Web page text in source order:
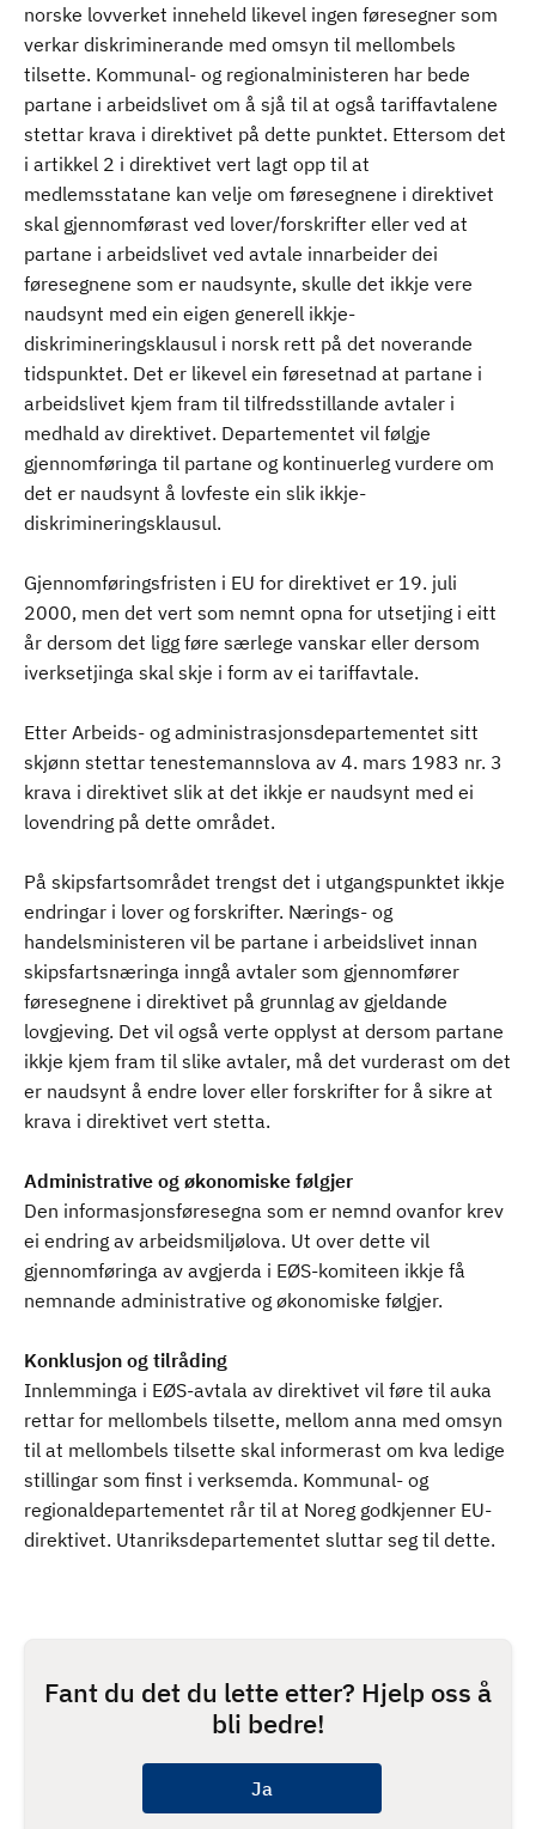
norske lovverket inneheld likevel ingen føresegner som
verkar diskriminerande med omsyn til mellombels
tilsette. Kommunal- og regionalministeren har bede
partane i arbeidslivet om å sjå til at også tariffavtalene
stettar krava i direktivet på dette punktet. Ettersom det
i artikkel 2 i direktivet vert lagt opp til at
medlemsstatane kan velje om føresegnene i direktivet
skal gjennomførast ved lover/forskrifter eller ved at
partane i arbeidslivet ved avtale innarbeider dei
føresegnene som er naudsynte, skulle det ikkje vere
naudsynt med ein eigen generell ikkje-
diskrimineringsklausul i norsk rett på det noverande
tidspunktet. Det er likevel ein føresetnad at partane i
arbeidslivet kjem fram til tilfredsstillande avtaler i
medhald av direktivet. Departementet vil følgje
gjennomføringa til partane og kontinuerleg vurdere om
det er naudsynt å lovfeste ein slik ikkje-
diskrimineringsklausul.
Gjennomføringsfristen i EU for direktivet er 19. juli
2000, men det vert som nemnt opna for utsetjing i eitt
år dersom det ligg føre særlege vanskar eller dersom
iverksetjinga skal skje i form av ei tariffavtale.
Etter Arbeids- og administrasjonsdepartementet sitt
skjønn stettar tenestemannslova av 4. mars 1983 nr. 3
krava i direktivet slik at det ikkje er naudsynt med ei
lovendring på dette området.
På skipsfartsområdet trengst det i utgangspunktet ikkje
endringar i lover og forskrifter. Nærings- og
handelsministeren vil be partane i arbeidslivet innan
skipsfartsnæringa inngå avtaler som gjennomfører
føresegnene i direktivet på grunnlag av gjeldande
lovgjeving. Det vil også verte opplyst at dersom partane
ikkje kjem fram til slike avtaler, må det vurderast om det
er naudsynt å endre lover eller forskrifter for å sikre at
krava i direktivet vert stetta.
Administrative og økonomiske følgjer
Den informasjonsføresegna som er nemnd ovanfor krev
ei endring av arbeidsmiljølova. Ut over dette vil
gjennomføringa av avgjerda i EØS-komiteen ikkje få
nemnande administrative og økonomiske følgjer.
Konklusjon og tilråding
Innlemminga i EØS-avtala av direktivet vil føre til auka
rettar for mellombels tilsette, mellom anna med omsyn
til at mellombels tilsette skal informerast om kva ledige
stillingar som finst i verksemda. Kommunal- og
regionaldepartementet rår til at Noreg godkjenner EU-
direktivet. Utanriksdepartementet sluttar seg til dette.
Fant du det du lette etter? Hjelp oss å
bli bedre!